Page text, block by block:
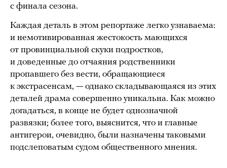
с финала сезона.
Каждая деталь в этом репортаже легко узнаваема:
и немотивированная жестокость мающихся
от провинциальной скуки подростков,
и доведенные до отчаяния родственники
пропавшего без вести, обращающиеся
к экстрасенсам, — однако складывающаяся из этих
деталей драма совершенно уникальна. Как можно
догадаться, в конце не будет однозначной
развязки; более того, выяснится, что и главные
антигерои, очевидно, были назначены таковыми
подслеповатым судом общественного мнения.